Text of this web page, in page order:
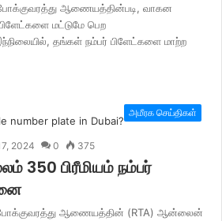
போக்குவரத்து ஆணையத்தின்படி, வாகன
மட்டுமே பெற
தங்கள் நம்பர் பிளேட்களை மாற்ற
அமீரக செய்திகள்
2024 0 375
350 பிரீமியம் நம்பர்
போக்குவரத்து ஆணையத்தின் (RTA) ஆன்லைன்